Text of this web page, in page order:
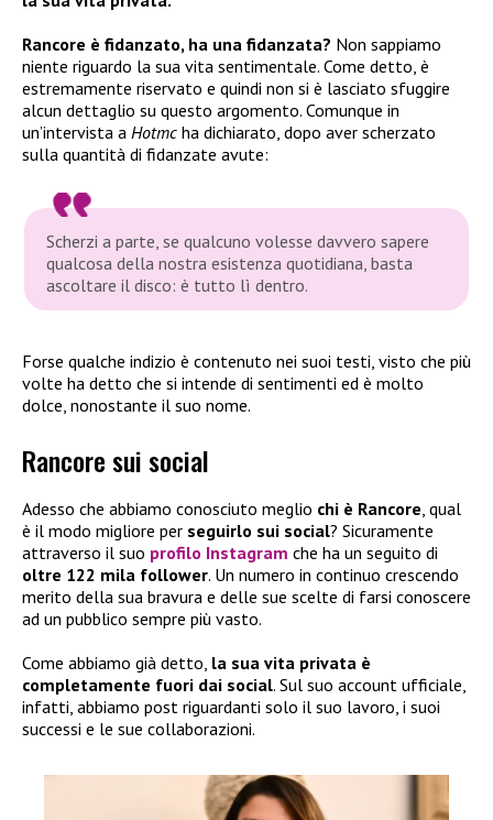
Rancore è fidanzato, ha una fidanzata? Non sappiamo
niente riguardo la sua vita sentimentale. Come detto, è
estremamente riservato e quindi non si è lasciato sfuggire
alcun dettaglio su questo argomento. Comunque in
un’intervista a Hotmc ha dichiarato, dopo aver scherzato
sulla quantità di fidanzate avute:
Scherzi a parte, se qualcuno volesse davvero sapere
qualcosa della nostra esistenza quotidiana, basta
ascoltare il disco: è tutto lì dentro.
Forse qualche indizio è contenuto nei suoi testi, visto che più
volte ha detto che si intende di sentimenti ed è molto
dolce, nonostante il suo nome.
Rancore sui social
Adesso che abbiamo conosciuto meglio chi è Rancore, qual
è il modo migliore per seguirlo sui social? Sicuramente
attraverso il suo profilo Instagram che ha un seguito di
oltre 122 mila follower. Un numero in continuo crescendo
merito della sua bravura e delle sue scelte di farsi conoscere
ad un pubblico sempre più vasto.
Come abbiamo già detto, la sua vita privata è
completamente fuori dai social. Sul suo account ufficiale,
infatti, abbiamo post riguardanti solo il suo lavoro, i suoi
successi e le sue collaborazioni.